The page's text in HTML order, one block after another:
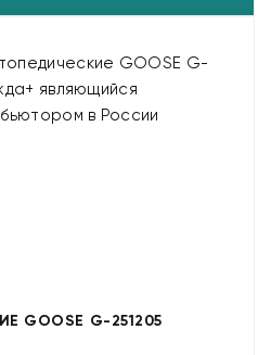
GOOSE G-251205